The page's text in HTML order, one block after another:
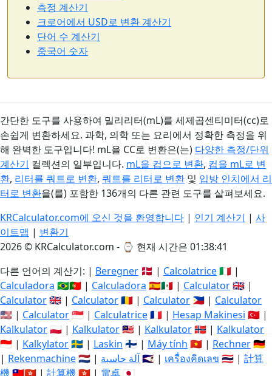
측정 계산기
크로어에서 USD로 변환 계산기
단어 수 계산기
중국어 숫자
간단한 도구를 사용하여 밀리리터(mL)를 세제곱센티미터(cc)로
손쉽게 변환하세요. 과학, 의학 또는 요리에서 정확한 측정을 위
해 완벽한 도구입니다! mL을 CC로 변환은(는) 다양한 측정/단위
계산기 컬렉션의 일부입니다. mL을 컵으로 변환, 컵을 mL로 변
환, 리터를 쿼트로 변환, 쿼트를 리터로 변환 및 입방 인치에서 리
터로 변환을(를) 포함한 136개의 다른 관련 도구를 살펴보세요.
KRCalculator.com에 오신 것을 환영합니다 | 인기 계산기 | 사
이트맵 | 변환기
2026 © KRCalculator.com - ⌚ 현재 시간은 01:38:42
다른 언어의 계산기: | Beregner 🇩🇰 | Calcolatrice🇮🇹 |
Calculadora 🇧🇷🇵🇹 | Calculadora 🇪🇸🇲🇽 | Calculator🇬🇧 |
Calculator🇬🇧 | Calculator🇷🇴 | Calculator 🇵🇭 | Calculator
🇺🇸 | Calculator🇸🇬 | Calculatrice🇫🇷 | Hesap Makinesi 🇹🇷 |
Kalkulator🇵🇱 | Kalkulator🇲🇾 | Kalkulator🇳🇴 | Kalkulator
🇮🇩 | Kalkylator🇸🇪 | Laskin 🇫🇮 | Máy tính 🇻🇳 | Rechner🇩🇪
| Rekenmachine🇳🇱 | آلة حاسبة🇸🇦 | เครื่องคิดเลข 🇹🇭 | 計算
機🇹🇼🇭🇰 | 計算機🇭🇰 | 電卓 🇯🇵